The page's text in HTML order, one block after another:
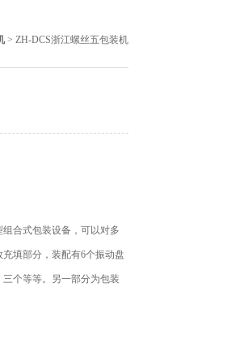
> ZH-DCS浙江螺丝五包装机
合式包装设备，可以对多
填部分，装配有6个振动盘
个等等。另一部分为包装